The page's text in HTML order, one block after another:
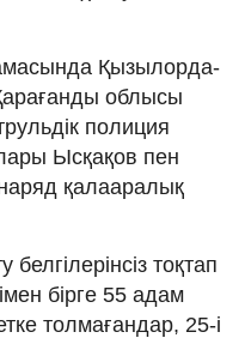
Қызылорда-
облысы
полиция
Ысқақов пен
қалааралық
тоқтап
бірге 55 адам
толмағандар, 25-і